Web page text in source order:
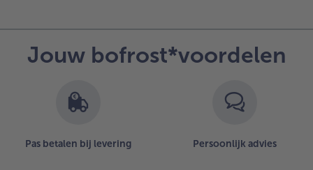
Jouw bofrost*voordelen
Pas betalen bij levering Persoonlijk advies